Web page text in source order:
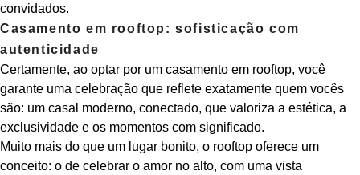
convidados.
Casamento em rooftop: sofisticação com
autenticidade
Certamente, ao optar por um casamento em rooftop, você
garante uma celebração que reflete exatamente quem vocês
são: um casal moderno, conectado, que valoriza a estética, a
exclusividade e os momentos com significado.
Muito mais do que um lugar bonito, o rooftop oferece um
conceito: o de celebrar o amor no alto, com uma vista